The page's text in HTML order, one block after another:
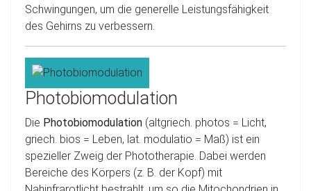
Schwingungen, um die generelle Leistungsfähigkeit
des Gehirns zu verbessern.
Photobiomodulation
Die Photobiomodulation (altgriech. photos = Licht,
griech. bios = Leben, lat. modulatio = Maß) ist ein
spezieller Zweig der Phototherapie. Dabei werden
Bereiche des Körpers (z. B. der Kopf) mit